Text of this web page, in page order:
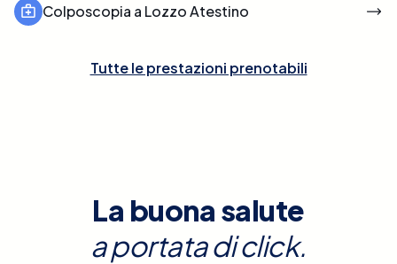
Colposcopia a Lozzo Atestino
Tutte le prestazioni prenotabili
La buona salute
a portata di click.